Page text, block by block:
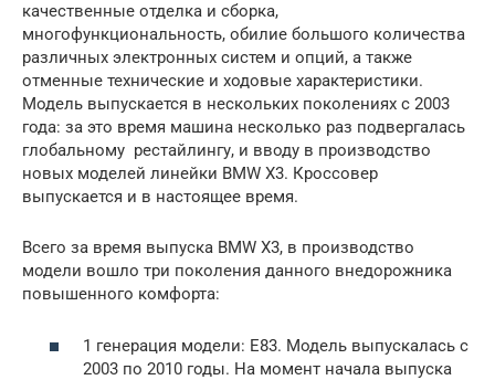
качественные отделка и сборка,
многофункциональность, обилие большого количества
различных электронных систем и опций, а также
отменные технические и ходовые характеристики.
Модель выпускается в нескольких поколениях с 2003
года: за это время машина несколько раз подвергалась
глобальному рестайлингу, и вводу в производство
новых моделей линейки BMW X3. Кроссовер
выпускается и в настоящее время.
Всего за время выпуска BMW X3, в производство
модели вошло три поколения данного внедорожника
повышенного комфорта:
1 генерация модели: Е83. Модель выпускалась с
2003 по 2010 годы. На момент начала выпуска